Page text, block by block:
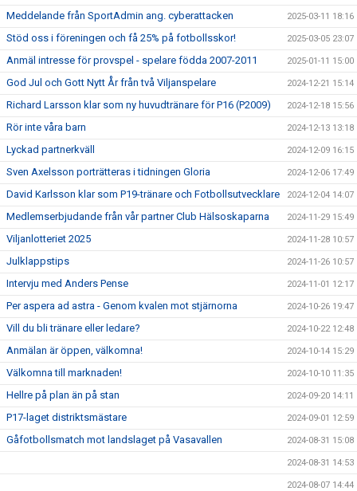
Meddelande från SportAdmin ang. cyberattacken 2025-03-11 18:16
Stöd oss i föreningen och få 25% på fotbollsskor! 2025-03-05 23:07
Anmäl intresse för provspel - spelare födda 2007-2011 2025-01-11 15:00
God Jul och Gott Nytt År från två Viljanspelare 2024-12-21 15:14
Richard Larsson klar som ny huvudtränare för P16 (P2009) 2024-12-18 15:56
Rör inte våra barn 2024-12-13 13:18
Lyckad partnerkväll 2024-12-09 16:15
Sven Axelsson porträtteras i tidningen Gloria 2024-12-06 17:49
David Karlsson klar som P19-tränare och Fotbollsutvecklare 2024-12-04 14:07
Medlemserbjudande från vår partner Club Hälsoskaparna 2024-11-29 15:49
Viljanlotteriet 2025 2024-11-28 10:57
Julklappstips 2024-11-26 10:57
Intervju med Anders Pense 2024-11-01 12:17
Per aspera ad astra - Genom kvalen mot stjärnorna 2024-10-26 19:47
Vill du bli tränare eller ledare? 2024-10-22 12:48
Anmälan är öppen, välkomna! 2024-10-14 15:29
Välkomna till marknaden! 2024-10-10 11:35
Hellre på plan än på stan 2024-09-20 14:11
P17-laget distriktsmästare 2024-09-01 12:59
Gåfotbollsmatch mot landslaget på Vasavallen 2024-08-31 15:08
2024-08-31 14:53
2024-08-07 14:44